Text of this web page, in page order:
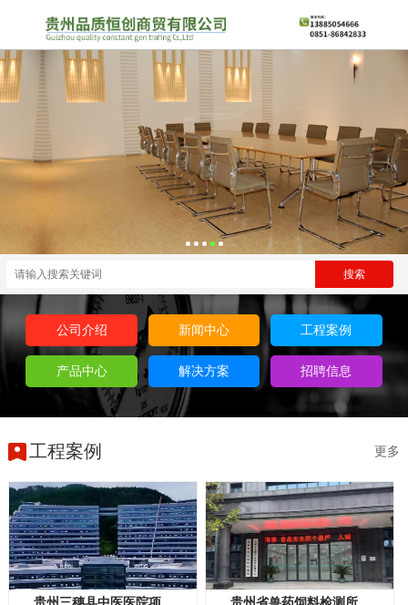
公司介绍 新闻中心 工程案例
产品中心 解决方案 招聘信息
工程案例 更多